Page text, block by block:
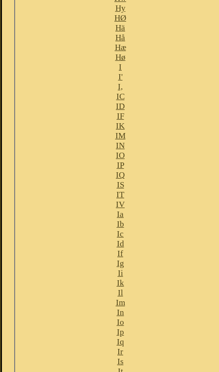
Hy
HØ
Hä
Hå
Hæ
Hø
I
I'
I,
IC
ID
IF
IK
IM
IN
IO
IP
IQ
IS
IT
IV
Ia
Ib
Ic
Id
If
Ig
Ii
Ik
Il
Im
In
Io
Ip
Iq
Ir
Is